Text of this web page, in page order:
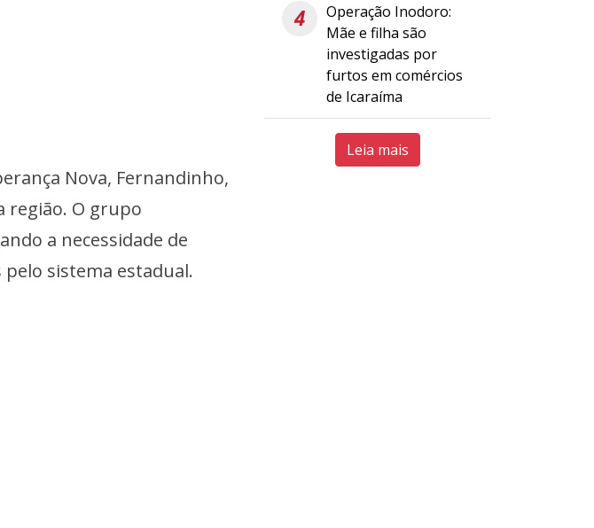
Nova, Fernandinho,
região. O grupo
a necessidade de
sistema estadual.
4
Operação Inodoro:
Mãe e filha são
investigadas por
furtos em comércios
de Icaraíma
Leia mais